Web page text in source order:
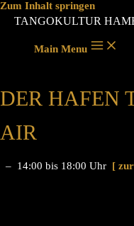
Zum Inhalt springen
TANGOKULTUR
Main Menu
DER HAFEN
AIR
– 14:00 bis 18:00 Uhr [